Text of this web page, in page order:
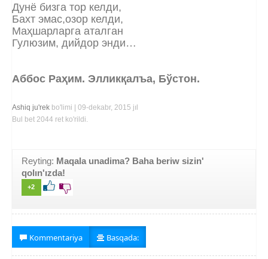
Дунё бизга тор келди,
Баxт эмас,озор келди,
Маҳшарларга аталган
Гулюзим, дийдор энди…
Аббос Раҳим. Элликқалъа, Бўстон.
Ashiq ju'rek bo'limi | 09-dekabr, 2015 jıl
Bul bet 2044 ret ko'rildi.
Reyting: Maqala unadima? Baha beriw sizin'
qolın'ızda!
+2
Kommentariya Basqada: